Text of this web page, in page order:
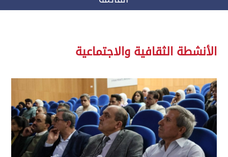
الأنشطة الثقافية والاجتماعية